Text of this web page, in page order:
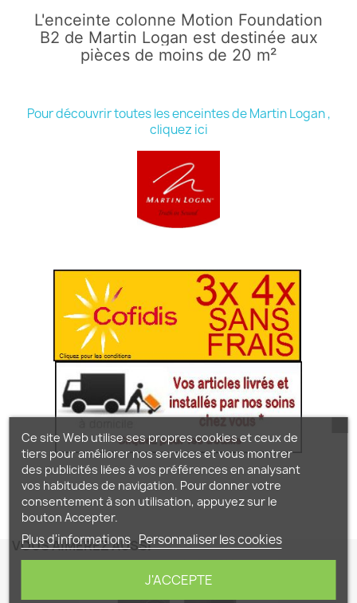
L'enceinte colonne Motion Foundation
B2 de Martin Logan est destinée aux
pièces de moins de 20 m²
Pour découvrir toutes les enceintes de Martin Logan ,
cliquez ici
VOUS AIMEREZ AUSSI
Ce site Web utilise ses propres cookies et ceux de
tiers pour améliorer nos services et vous montrer
des publicités liées à vos préférences en analysant
vos habitudes de navigation. Pour donner votre
consentement à son utilisation, appuyez sur le
bouton Accepter.
Plus d'informations Personnaliser les cookies
J'ACCEPTE